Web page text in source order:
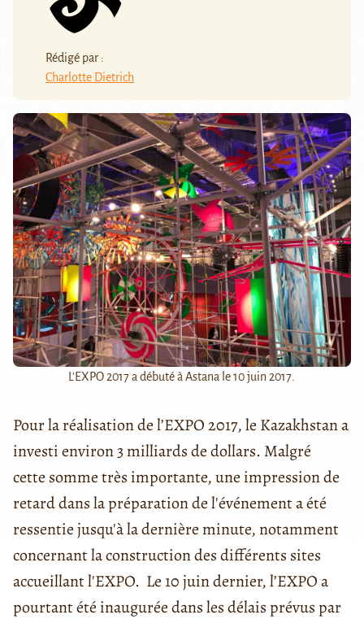
Rédigé par :
Charlotte Dietrich
L'EXPO 2017 a débuté à Astana le 10 juin 2017.
Pour la réalisation de l’EXPO 2017, le Kazakhstan a
investi environ 3 milliards de dollars. Malgré
cette somme très importante, une impression de
retard dans la préparation de l'événement a été
ressentie jusqu'à la dernière minute, notamment
concernant la construction des différents sites
accueillant l'EXPO. Le 10 juin dernier, l’EXPO a
pourtant été inaugurée dans les délais prévus par